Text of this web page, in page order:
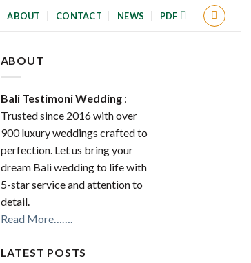
ABOUT CONTACT NEWS PDF
ABOUT
Bali Testimoni Wedding:
Trusted since 2016 with over
900 luxury weddings crafted to
perfection. Let us bring your
dream Bali wedding to life with
5-star service and attention to
detail.
Read More…….
LATEST POSTS